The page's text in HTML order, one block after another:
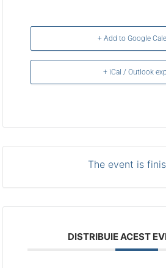
+ Add to Google
+ iCal / Outlook
The event is
DISTRIBUIE ACEST